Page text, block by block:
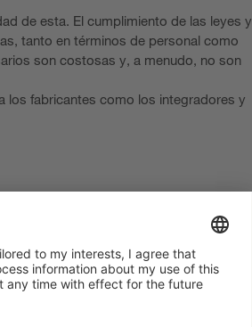
de esta. El cumplimiento de las leyes y
tanto en términos de personal como
son costosas y, a menudo, no son
los fabricantes como los integradores y